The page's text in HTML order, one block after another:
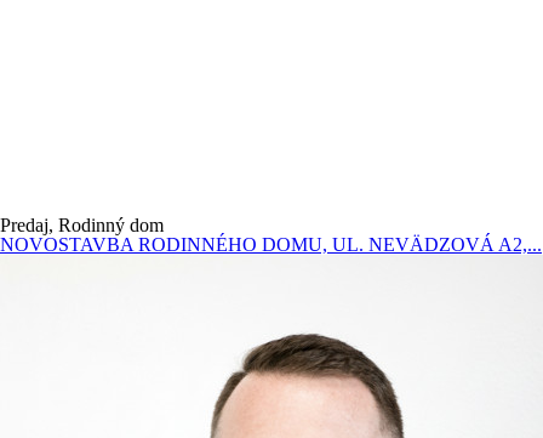
Predaj, Rodinný dom
NOVOSTAVBA RODINNÉHO DOMU, UL. NEVÄDZOVÁ A2,...